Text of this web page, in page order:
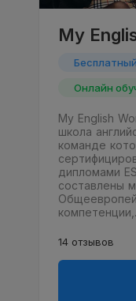
My
Онлайн
My English
школа
команде
дипломами
составлены
14 отзывов